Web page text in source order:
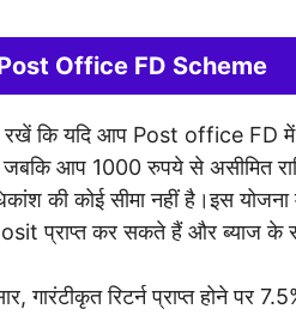
Office FD Scheme
रखें कि यदि आप Post office FD
आप 1000 रुपये से असीमित
की कोई सीमा नहीं है।इस
प्राप्त कर सकते हैं और ब्याज के
रिटर्न प्राप्त होने पर